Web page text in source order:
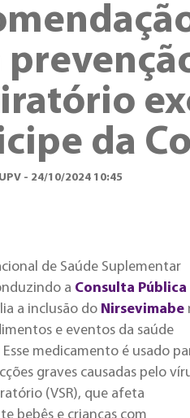
da
- 24/10/2024 10:45
de Saúde Suplementar
a Consulta Pública
a inclusão do Nirsevimabe
e eventos da saúde
medicamento é usado
graves causadas pelo
(VSR), que afeta